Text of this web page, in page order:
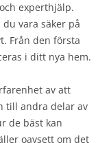
experthjälp.
du vara säker på
Från den första
i ditt nya hem.
av att
till andra delar av
de bäst kan
oavsett om det